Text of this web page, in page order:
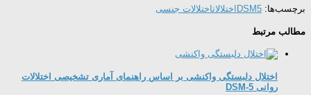
برچسب‌ها: DSM5 اختلالاتاختلالات جنسی
مطالب مرتبط
اختلال دلبستگی واکنشی بر اساس راهنمای آماری تشخیصی اختلالات
روانی DSM-5